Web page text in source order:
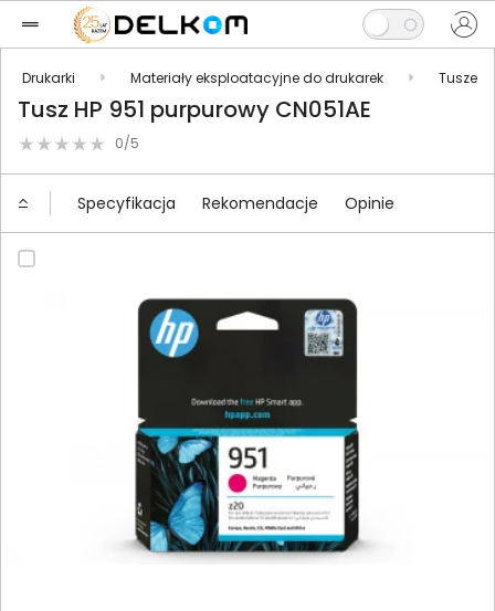
Drukarki Materiały eksploatacyjne do drukarek Tusze
Tusz HP 951 purpurowy CN051AE
0/5
Specyfikacja Rekomendacje Opinie